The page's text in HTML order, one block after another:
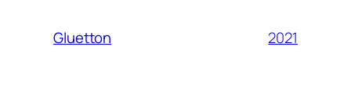
Gluetton 2021